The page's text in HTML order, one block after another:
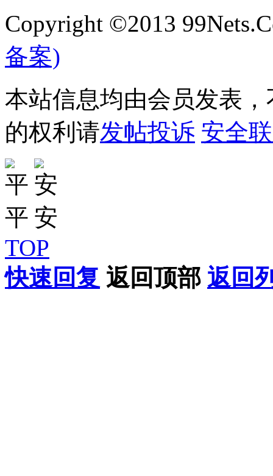
Copyright ©2013
备案)
本站信息均由会员发表
的权利请发帖投诉 安全
TOP
快速回复 返回顶部 返回